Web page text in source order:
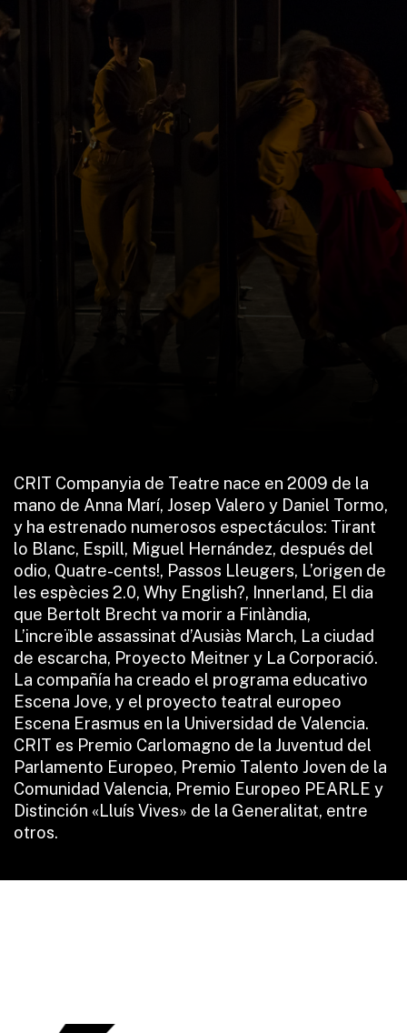
CRIT Companyia de Teatre nace en 2009 de la
mano de Anna Marí, Josep Valero y Daniel Tormo,
y ha estrenado numerosos espectáculos: Tirant
lo Blanc, Espill, Miguel Hernández, después del
odio, Quatre-cents!, Passos Lleugers, L’origen de
les espècies 2.0, Why English?, Innerland, El dia
que Bertolt Brecht va morir a Finlàndia,
L’increïble assassinat d’Ausiàs March, La ciudad
de escarcha, Proyecto Meitner y La Corporació.
La compañía ha creado el programa educativo
Escena Jove, y el proyecto teatral europeo
Escena Erasmus en la Universidad de Valencia.
CRIT es Premio Carlomagno de la Juventud del
Parlamento Europeo, Premio Talento Joven de la
Comunidad Valencia, Premio Europeo PEARLE y
Distinción «Lluís Vives» de la Generalitat, entre
otros.